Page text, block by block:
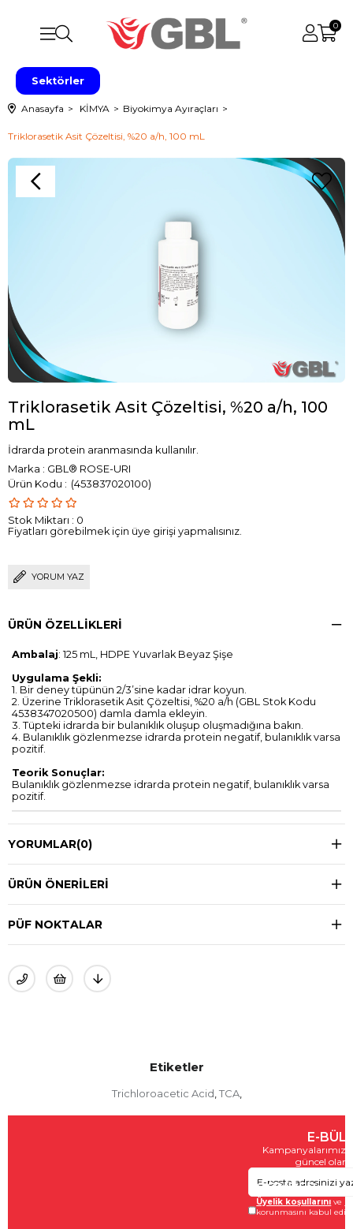
0
Sektörler
Anasayfa KİMYA Biyokimya Ayıraçları
Triklorasetik Asit Çözeltisi, %20 a/h, 100 mL
Triklorasetik Asit Çözeltisi, %20 a/h, 100
mL
İdrarda protein aranmasında kullanılır.
Marka : GBL® ROSE-URI
(453837020100)
Stok Miktarı : 0
Fiyatları görebilmek için üye girişi yapmalısınız.
YORUM YAZ
ÜRÜN ÖZELLIKLERI
Ambalaj: 125 mL, HDPE Yuvarlak Beyaz Şişe
Uygulama Şekli:
1. Bir deney tüpünün 2/3’sine kadar idrar koyun.
2. Üzerine Triklorasetik Asit Çözeltisi, %20 a/h (GBL Stok Kodu
4538347020500) damla damla ekleyin.
3. Tüpteki idrarda bir bulanıklık oluşup oluşmadığına bakın.
4. Bulanıklık gözlenmezse idrarda protein negatif, bulanıklık varsa
pozitif.
Teorik Sonuçlar:
Bulanıklık gözlenmezse idrarda protein negatif, bulanıklık varsa
pozitif.
YORUMLAR(0)
ÜRÜN ÖNERILERI
PÜF NOKTALAR
Etiketler
Trichloroacetic Acid, TCA,
E-
güncel
GÖNDER
Üyelik koşullarını ve
korunmasını kabul